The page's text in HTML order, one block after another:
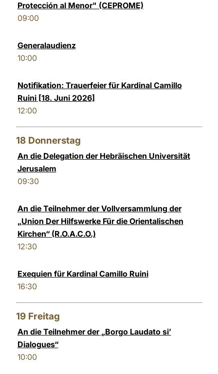
Protección al Menor" (CEPROME)
09:00
Generalaudienz
10:00
Notifikation: Trauerfeier für Kardinal Camillo
Ruini [18. Juni 2026]
12:00
18 Donnerstag
An die Delegation der Hebräischen Universität
Jerusalem
09:30
An die Teilnehmer der Vollversammlung der
„Union Der Hilfswerke Für die Orientalischen
Kirchen“ (R.O.A.C.O.)
12:30
Exequien für Kardinal Camillo Ruini
16:30
19 Freitag
An die Teilnehmer der „Borgo Laudato si’
Dialogues“
10:00